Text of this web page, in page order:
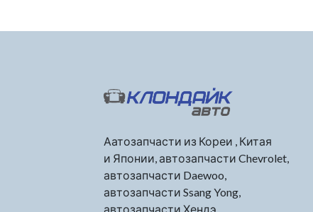
Аатозапчасти из Кореи , Китая
и Японии, автозапчасти Chevrolet,
автозапчасти Daewoo,
автозапчасти Ssang Yong,
автозапчасти Хендэ